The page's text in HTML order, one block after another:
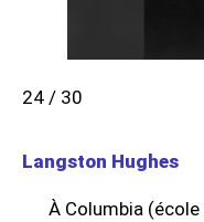
24 / 30
Langston Hughes
À Columbia